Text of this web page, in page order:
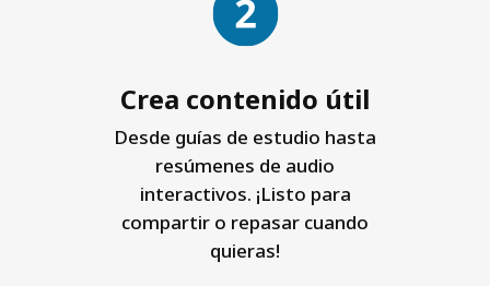
Crea contenido útil
Desde guías de estudio hasta
resúmenes de audio
interactivos. ¡Listo para
compartir o repasar cuando
quieras!